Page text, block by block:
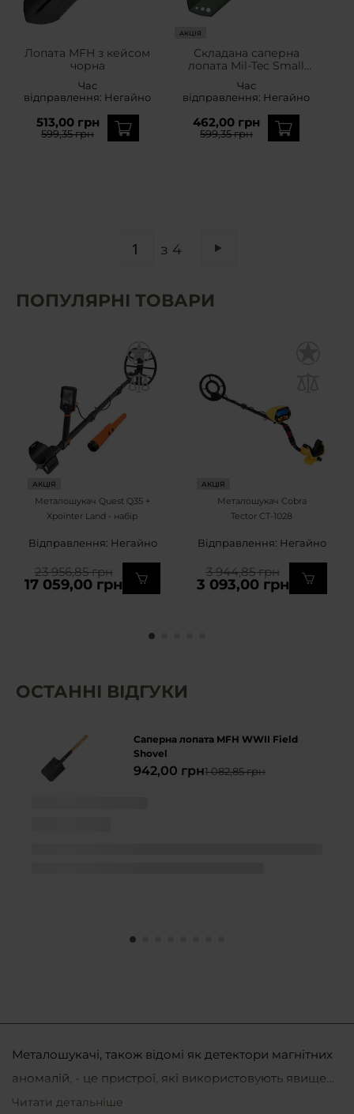
Лопата MFH з кейсом
чорна
Час
відправлення: Негайно
513,00 грн
599,35 грн
АКЦІЯ
Складана саперна
лопата Mil-Tec Small
Час
відправлення: Негайно
462,00 грн
599,35 грн
з 4
ПОПУЛЯРНІ ТОВАРИ
АКЦІЯ
Металошукач Quest Q35 +
Xpointer Land - набір
Відправлення: Негайно
17 059,00 грн
23 956,85 грн
АКЦІЯ
Металошукач Cobra
Tector CT-1028
Відправлення: Негайно
3 093,00 грн
3 944,85 грн
ОСТАННІ ВІДГУКИ
Саперна лопата MFH WWII Field
Shovel
942,00 грн1 082,85 грн
Читати детальніше
Металошукачі, також відомі як детектори магнітних
аномалій, - це пристрої, які використовують явище
генерації електрорушійної сили завдяки змінному
Одним з перших конструкторів, який взявся за